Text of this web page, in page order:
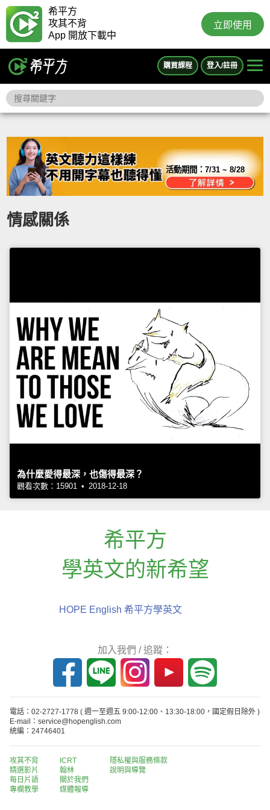
希平方
攻其不背
App 開放下載中
立即使用
購買課程 登入/註冊
活動期間：7/31 ~ 8/28
情感關係
為什麼愛得最深，也傷得最深？
觀看次數：15901 • 2018-12-18
希平方
學英文的新希望
HOPE English 希平方學英文
加入我們 / 追蹤：
電話：02-2727-1778 ( 週一至週五 9:00-12:00、13:30-18:00，國定假日除外 )
E-mail：service@hopenglish.com
統編：24746401
攻其不背
精選影片
每日片語
專欄教學
ICRT
翰林
關於我們
媒體報導
隱私權與服務條款
說明與導覽